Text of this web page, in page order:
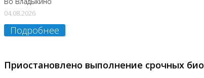
04.08.2026
Подробнее
Приостановлено выполнение срочных